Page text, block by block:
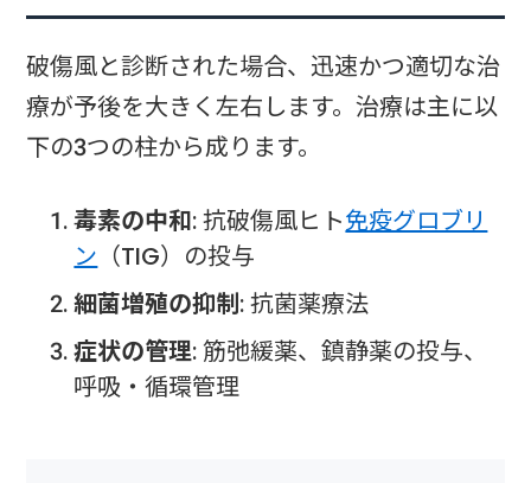
破傷風と診断された場合、迅速かつ適切な治
療が予後を大きく左右します。治療は主に以
下の3つの柱から成ります。
毒素の中和: 抗破傷風ヒト免疫グロブリ
ン （TIG）の投与
細菌増殖の抑制: 抗菌薬療法
症状の管理: 筋弛緩薬、鎮静薬の投与、
呼吸・循環管理